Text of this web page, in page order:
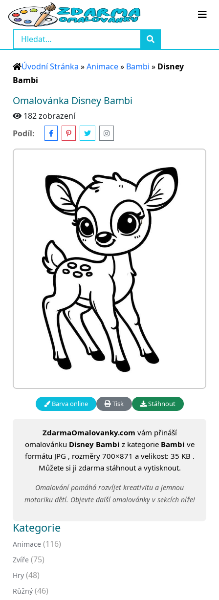
Úvodní Stránka »Animace» Bambi » Disney
Bambi
Omalovánka Disney Bambi
182 zobrazení
Podíl:
Barva online Tisk Stáhnout
ZdarmaOmalovanky.com vám přináší
omalovánku Disney Bambi z kategorie Bambi ve
formátu JPG , rozměry 700×871 a velikost: 35 KB .
Můžete si ji zdarma stáhnout a vytisknout.
Omalování pomáhá rozvíjet kreativitu a jemnou
motoriku dětí. Objevte další omalovánky v sekcích níže!
Kategorie
Animace (116)
Zvíře (75)
Hry (48)
Růžný (46)